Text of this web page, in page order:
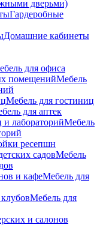
дверьми)
Гардеробные
Домашние кабинеты
для офиса
Мебель
Мебель для гостиниц
для аптек
Мебель
ресепшн
Мебель
Мебель для
Мебель для
и салонов